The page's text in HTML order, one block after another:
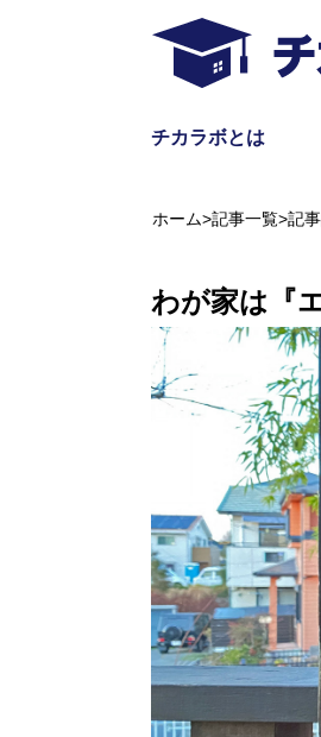
チカラボとは
ホーム>記事一覧>記
わが家は『